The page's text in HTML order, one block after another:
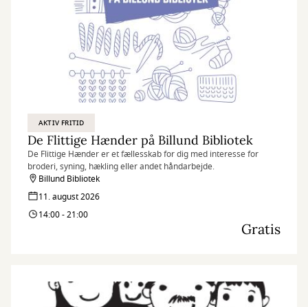
AKTIV FRITID
De Flittige Hænder på Billund Bibliotek
De Flittige Hænder er et fællesskab for dig med interesse for
broderi, syning, hækling eller andet håndarbejde.
Billund Bibliotek
11. august 2026
14:00 - 21:00
Gratis